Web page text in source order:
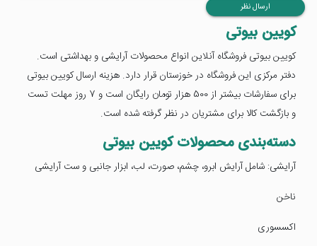
ارسال نظر
کویین بیوتی
کویین بیوتی فروشگاه آنلاین انواع محصولات آرایشی و بهداشتی است.
دفتر مرکزی این فروشگاه در خوزستان قرار دارد. هزینه ارسال کویین بیوتی
برای سفارشات بیشتر از 500 هزار تومان رایگان است و 7 روز مهلت تست
و بازگشت کالا برای مشتریان در نظر گرفته شده است.
دسته‌بندی محصولات کویین بیوتی
آرایشی: شامل آرایش ابرو، چشم، صورت، لب، ابزار جانبی و ست آرایشی
ناخن
اکسسوری